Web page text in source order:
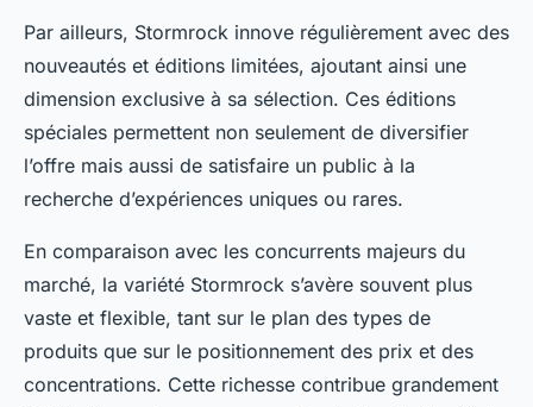
Par ailleurs, Stormrock innove régulièrement avec des
nouveautés et éditions limitées, ajoutant ainsi une
dimension exclusive à sa sélection. Ces éditions
spéciales permettent non seulement de diversifier
l’offre mais aussi de satisfaire un public à la
recherche d’expériences uniques ou rares.
En comparaison avec les concurrents majeurs du
marché, la variété Stormrock s’avère souvent plus
vaste et flexible, tant sur le plan des types de
produits que sur le positionnement des prix et des
concentrations. Cette richesse contribue grandement